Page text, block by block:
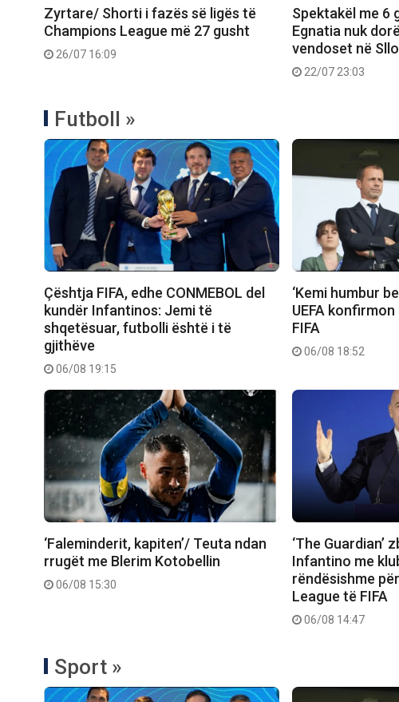
Zyrtare/ Shorti i fazës së ligës të
Champions League më 27 gusht
26/07 16:09
Spektakël me 6
Egnatia nuk
vendoset në
22/07 23:03
Futboll »
Çështja FIFA, edhe CONMEBOL del
kundër Infantinos: Jemi të
shqetësuar, futbolli është i të
gjithëve
06/08 19:15
‘Kemi humbur
UEFA
FIFA
06/08 18:52
‘Faleminderit, kapiten’/ Teuta ndan
rrugët me Blerim Kotobellin
06/08 15:30
‘The Guardian’
Infantino me
rëndësishme
League të FIFA
06/08 14:47
Sport »